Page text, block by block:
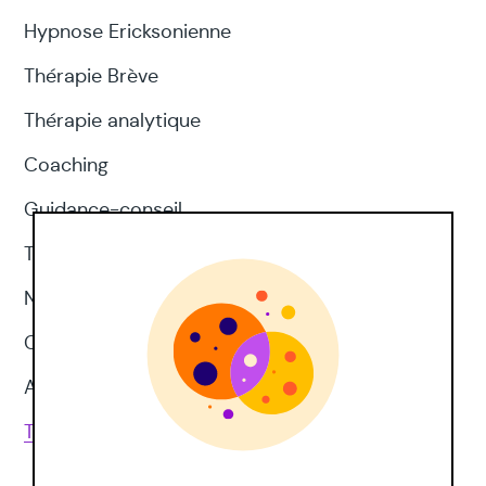
appelée « à court terme », c’est la
de stocker des informations un court
instant et pour les manipuler en fonction
de la tâche en cours la vitesse de
traitement de l’information
Hypnose Ericksonienne
Thérapie Brève
Thérapie analytique
Coaching
Guidance-conseil
Thérapie d'acceptation et d'engagement
Neuropsychologie
CNV
Approches corporelles
Toutes les techniques